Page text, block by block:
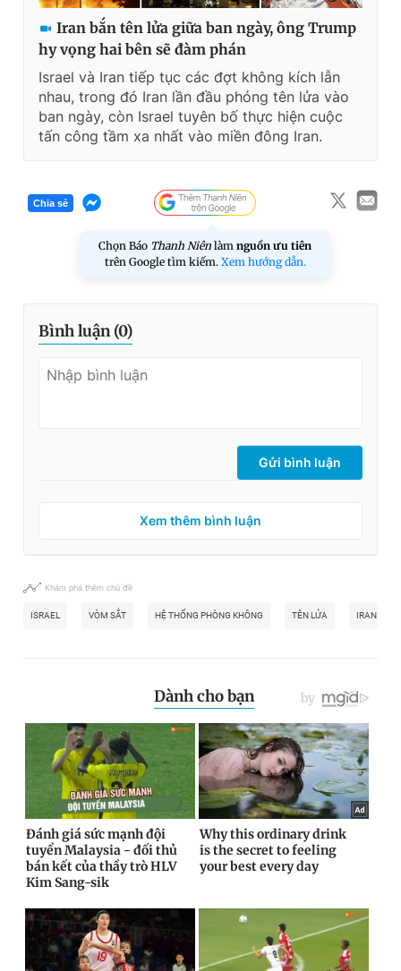
Iran bắn tên lửa giữa ban ngày, ông Trump
hy vọng hai bên sẽ đàm phán
Israel và Iran tiếp tục các đợt không kích lẫn
nhau, trong đó Iran lần đầu phóng tên lửa vào
ban ngày, còn Israel tuyên bố thực hiện cuộc
tấn công tầm xa nhất vào miền đông Iran.
Chia sẻ
Chọn Báo Thanh Niên làm nguồn ưu tiên
trên Google tìm kiếm. Xem hướng dẫn.
Bình luận (0)
Gửi bình luận
Xem thêm bình luận
Khám phá thêm chủ đề
ISRAEL VÒM SẮT HỆ THỐNG PHÒNG KHÔNG TÊN LỬA IRAN